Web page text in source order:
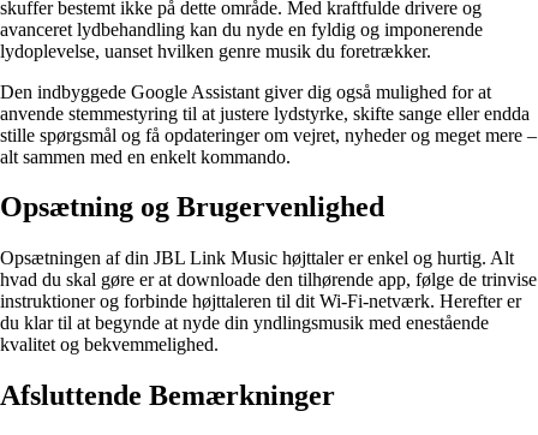
skuffer bestemt ikke på dette område. Med kraftfulde drivere og
avanceret lydbehandling kan du nyde en fyldig og imponerende
lydoplevelse, uanset hvilken genre musik du foretrækker.
Den indbyggede Google Assistant giver dig også mulighed for at
anvende stemmestyring til at justere lydstyrke, skifte sange eller endda
stille spørgsmål og få opdateringer om vejret, nyheder og meget mere –
alt sammen med en enkelt kommando.
Opsætning og Brugervenlighed
Opsætningen af din JBL Link Music højttaler er enkel og hurtig. Alt
hvad du skal gøre er at downloade den tilhørende app, følge de trinvise
instruktioner og forbinde højttaleren til dit Wi-Fi-netværk. Herefter er
du klar til at begynde at nyde din yndlingsmusik med enestående
kvalitet og bekvemmelighed.
Afsluttende Bemærkninger